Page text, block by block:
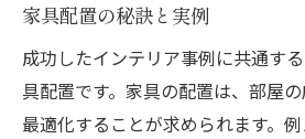
家具配置の秘訣と実例
成功したインテリア事例に共通す
具配置です。家具の配置は、部屋
最適化することが求められます。